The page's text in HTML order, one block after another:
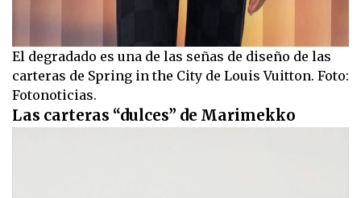
El degradado es una de las señas de diseño de las
carteras de Spring in the City de Louis Vuitton. Foto:
Fotonoticias.
Las carteras “dulces” de Marimekko